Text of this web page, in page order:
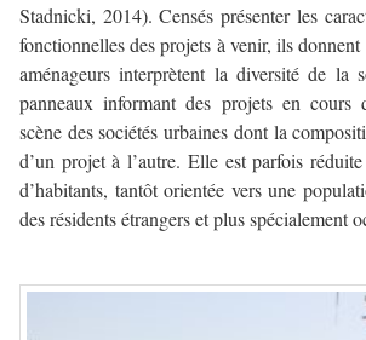
Stadnicki, 2014). Censés présenter les
fonctionnelles des projets à venir, ils
aménageurs interprètent la diversité de la
panneaux informant des projets en cours
scène des sociétés urbaines dont la
d’un projet à l’autre. Elle est parfois
d’habitants, tantôt orientée vers une
des résidents étrangers et plus spécialement